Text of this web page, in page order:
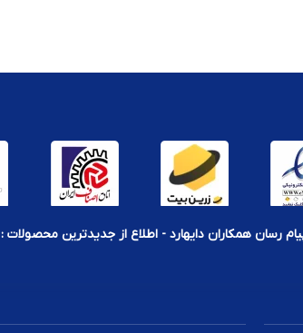
رسان همکاران دایهارد - اطلاع از جدیدترین محصولات :